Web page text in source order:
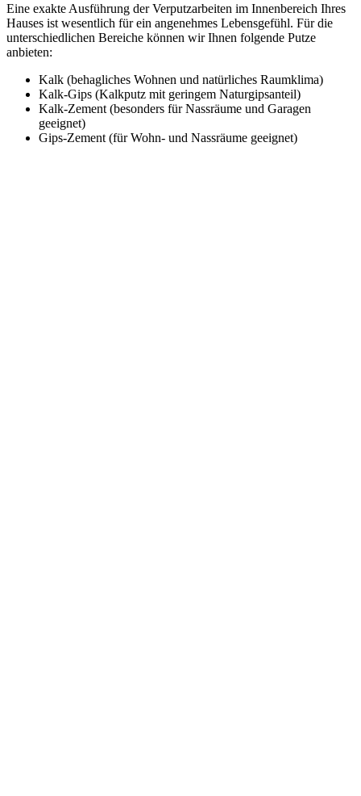
Eine exakte Ausführung der Verputzarbeiten im Innenbereich Ihres
Hauses ist wesentlich für ein angenehmes Lebensgefühl. Für die
unterschiedlichen Bereiche können wir Ihnen folgende Putze
anbieten:
Kalk (behagliches Wohnen und natürliches Raumklima)
Kalk-Gips (Kalkputz mit geringem Naturgipsanteil)
Kalk-Zement (besonders für Nassräume und Garagen
geeignet)
Gips-Zement (für Wohn- und Nassräume geeignet)